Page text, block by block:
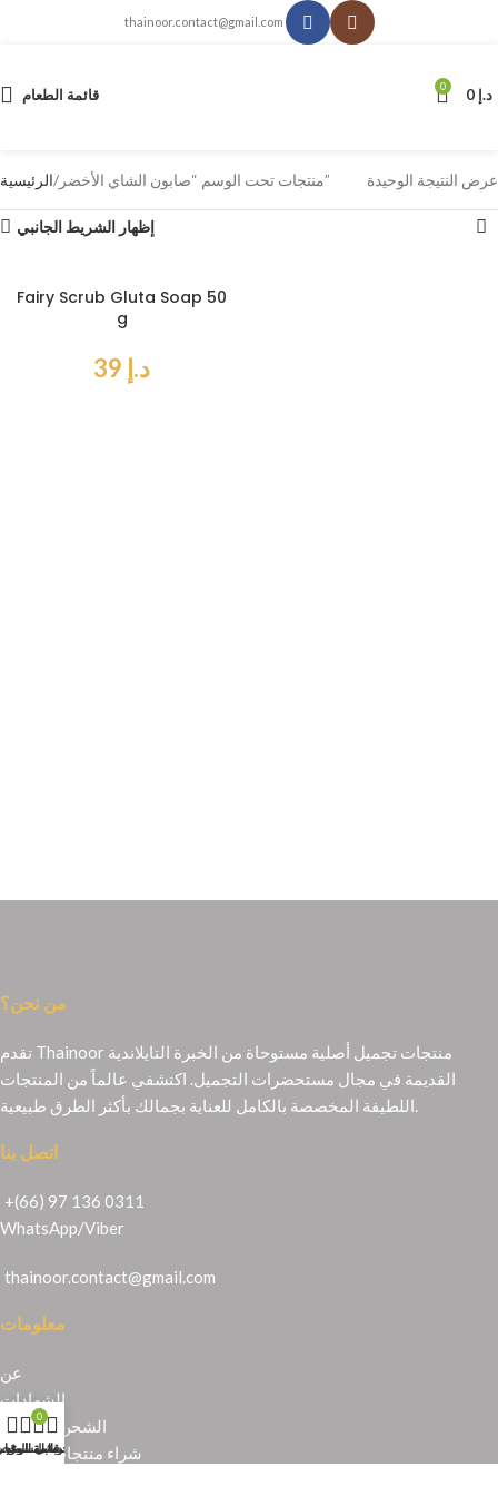
thainoor.contact@gmail.com
قائمة الطعام 0 د.إ
الرئيسية منتجات تحت الوسم “صابون الشاي الأخضر” عرض النتيجة الوحيدة
إظهار الشريط الجانبي
Fairy Scrub Gluta Soap 50
g
د.إ
من نحن؟
تقدم Thainoor منتجات تجميل أصلية مستوحاة من الخبرة التايلاندية
القديمة في مجال مستحضرات التجميل. اكتشفي عالماً من المنتجات
اتصل بنا
+(66) 97 136 0311
WhatsApp/Viber
thainoor.contact@gmail.com
معلومات
عن
الشهادات
الشحن والإرجاع
شراء منتجات تايلندية
قائمة
0
عربة التسوق
حسابي